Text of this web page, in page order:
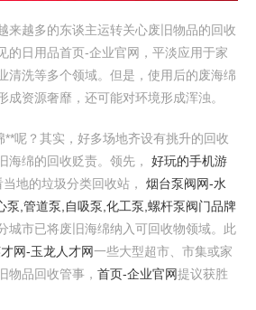
来越多的东谈主运转关心废旧物品的回收
的日用品首页-企业官网，平淡应用于家
清洗等多个领域。但是，使用后的废海绵
成资源奢靡，还可能对环境形成浑浊。
呢？其实，好多场地齐设有挑升的回收
海绵的回收贬责。领先， 好玩的手机游
地的垃圾分类回收站， 烟台泵阀网-水
泵,管道泵,自吸泵,化工泵,螺杆泵阀门品牌
城市已将废旧海绵纳入可回收物领域。此
网-玉龙人才网一些大型超市、市集或家
物品回收管事， 首页-企业官网提议获胜